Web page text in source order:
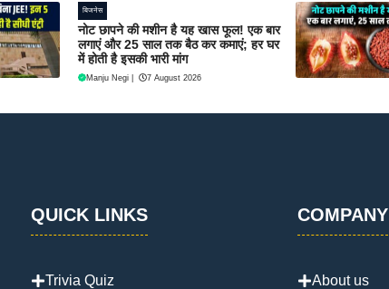
बिजनेस
नोट छापने की मशीन है यह खास फूल! एक बार
लगाएं और 25 साल तक बैठ कर कमाएं; हर घर
में होती है इसकी भारी मांग
Manju Negi 7 August 2026
QUICK LINKS
Trivia Quiz
COMPANY
About us